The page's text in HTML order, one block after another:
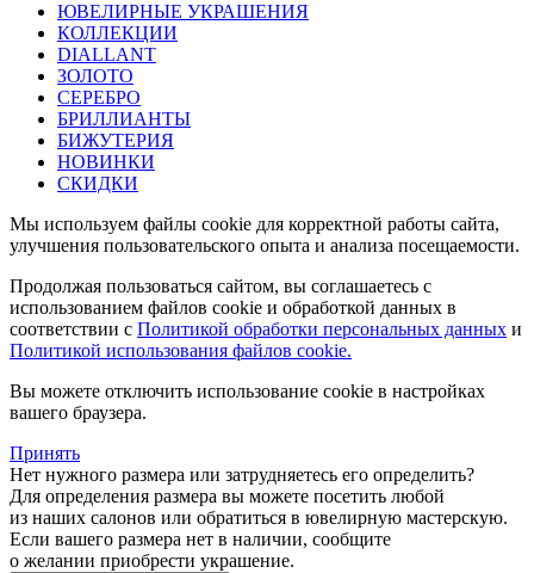
ЮВЕЛИРНЫЕ УКРАШЕНИЯ
КОЛЛЕКЦИИ
DIALLANT
ЗОЛОТО
СЕРЕБРО
БРИЛЛИАНТЫ
БИЖУТЕРИЯ
НОВИНКИ
СКИДКИ
Мы используем файлы cookie для корректной работы сайта,
улучшения пользовательского опыта и анализа посещаемости.
Продолжая пользоваться сайтом, вы соглашаетесь с
использованием файлов cookie и обработкой данных в
соответствии с Политикой обработки персональных данных и
Политикой использования файлов cookie.
Вы можете отключить использование cookie в настройках
вашего браузера.
Принять
Нет нужного размера или затрудняетесь его определить?
Для определения размера вы можете посетить любой
из наших салонов или обратиться в ювелирную мастерскую.
Если вашего размера нет в наличии, сообщите
о желании приобрести украшение.